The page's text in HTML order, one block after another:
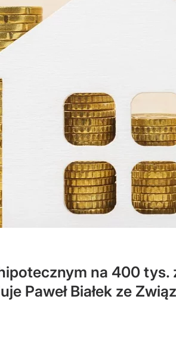
na 400 tys.
Paweł Białek ze